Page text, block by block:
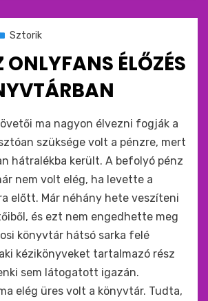
Sztorik
ONLYFANS ÉLŐZÉS
ma nagyon élvezni fogják a
szüksége volt a pénzre, mert
hátralékba került. A befolyó pénz
nem volt elég, ha levette a
előtt. Már néhány hete veszíteni
és ezt nem engedhette meg
könyvtár hátsó sarka felé
kézikönyveket tartalmazó rész
sem látogatott igazán.
elég üres volt a könyvtár. Tudta,